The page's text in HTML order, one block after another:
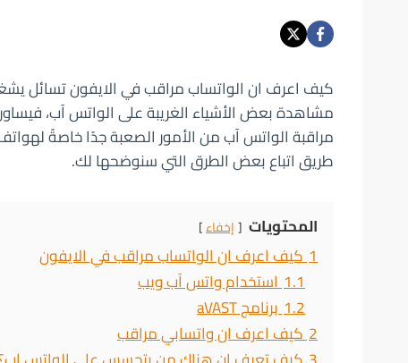
كيف اعرف ان الواتساب مراقب في الايفون تسائل
مشاهدة بعض الأشياء الغريبة على الواتس آب،
مراقبة الواتس آب من الأمور الصعبة جدًا خاصةً
طريق اتباع بعض الطرق التي سنوضحها لك.
المحتويات إخفاء
1كيف اعرف ان الواتساب مراقب في الايفون
1.1استخدام واتس آب ويب
1.2 برنامج aVAST
2كيف اعرف ان واتسابي مراقب